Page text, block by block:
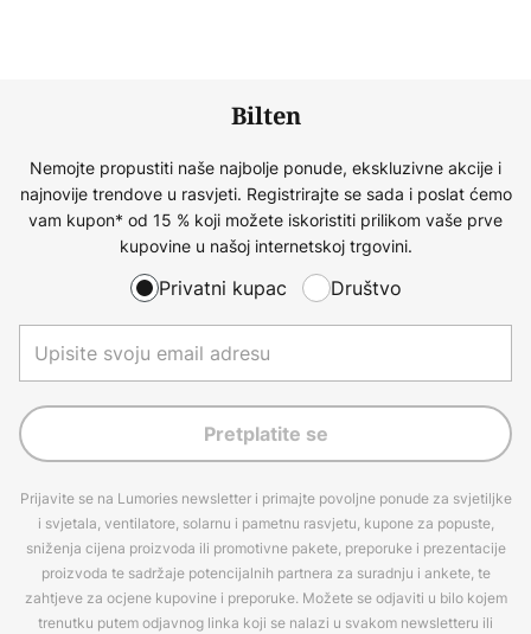
Bilten
Nemojte propustiti naše najbolje ponude, ekskluzivne akcije i
najnovije trendove u rasvjeti. Registrirajte se sada i poslat ćemo
vam kupon* od 15 % koji možete iskoristiti prilikom vaše prve
kupovine u našoj internetskoj trgovini.
Privatni kupac Društvo
Pretplatite se
Prijavite se na Lumories newsletter i primajte povoljne ponude za svjetiljke
i svjetala, ventilatore, solarnu i pametnu rasvjetu, kupone za popuste,
sniženja cijena proizvoda ili promotivne pakete, preporuke i prezentacije
proizvoda te sadržaje potencijalnih partnera za suradnju i ankete, te
zahtjeve za ocjene kupovine i preporuke. Možete se odjaviti u bilo kojem
trenutku putem odjavnog linka koji se nalazi u svakom newsletteru ili